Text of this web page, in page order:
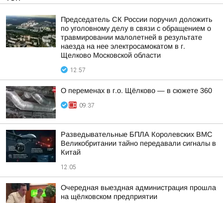
Председатель СК России поручил доложить
по уголовному делу в связи с обращением о
травмировании малолетней в результате
наезда на нее электросамокатом в г.
Щелково Московской области
12:57
О переменах в г.о. Щёлково — в сюжете 360
09:37
Разведывательные БПЛА Королевских ВМС
Великобритании тайно передавали сигналы в
Китай
12:05
Очередная выездная администрация прошла
на щёлковском предприятии